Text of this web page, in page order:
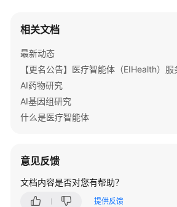
什
么
是
医
智
能
体
取
并
相关文档
最新动态
【更名公告】医疗智能体（EIHealth）
AI药物研究
AI基因组研究
什么是医疗智能体
意见反馈
文档内容是否对您有帮助？
提供反馈